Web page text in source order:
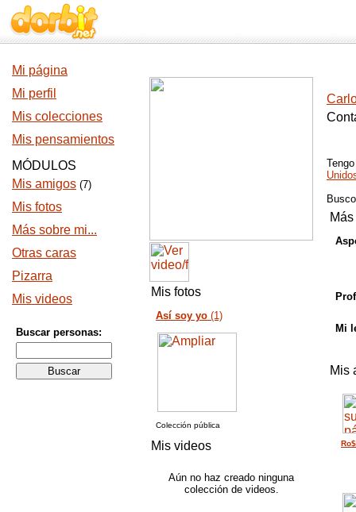
Mi página
Mi perfil
Mis colecciones
Mis pensamientos
MÓDULOS
Mis amigos (7)
Mis fotos
Más sobre mi...
Otras caras
Pizarra
Mis videos
Buscar personas:
Mis fotos
Así soy yo (1)
Colección pública
Mis videos
Aún no haz creado ninguna
colección de videos.
Mi
Mis